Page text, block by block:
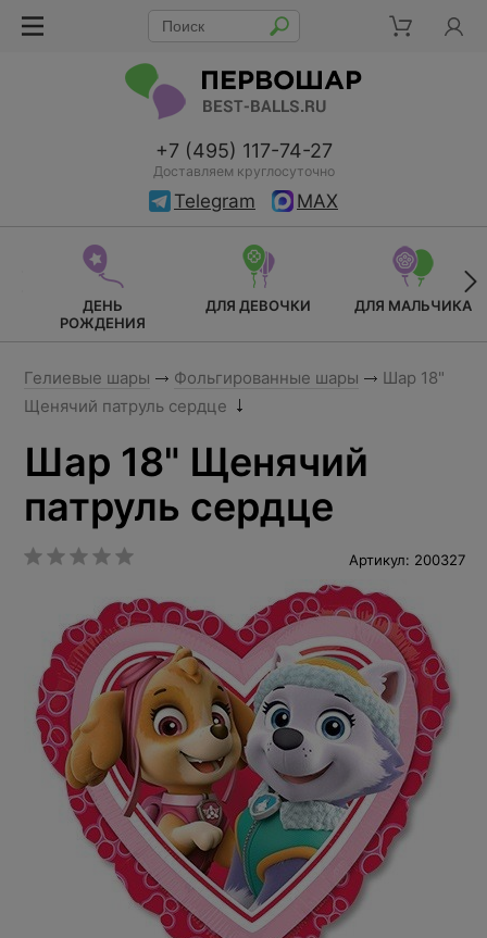
+7 (495) 117-74-27
Доставляем круглосуточно
Telegram MAX
ДЕНЬ
РОЖДЕНИЯ
ДЛЯ ДЕВОЧКИ ДЛЯ МАЛЬЧИКА
Гелиевые шары Фольгированные шары
Шар 18"
Щенячий патруль сердце
Шар 18" Щенячий
патруль сердце
Артикул: 200327